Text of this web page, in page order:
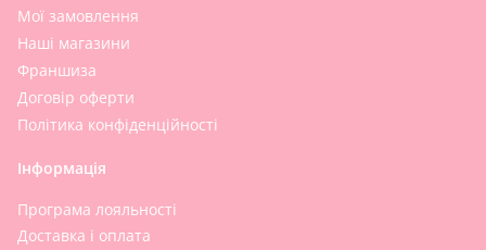
Мої замовлення
Наші магазини
Франшиза
Договір оферти
Політика конфіденційності
Інформація
Програма лояльності
Доставка і оплата